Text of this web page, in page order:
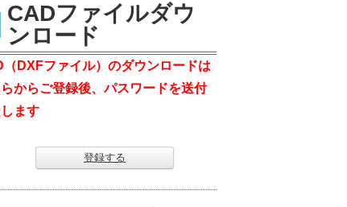
CADファイルダウ
ンロード
DXFファイル）のダウンロードは
からご登録後、パスワードを送付
ます
登録する